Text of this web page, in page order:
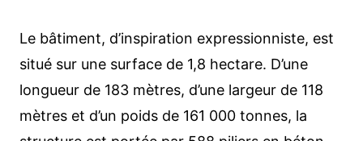
Le bâtiment, d’inspiration expressionniste, est
situé sur une surface de 1,8 hectare. D’une
longueur de 183 mètres, d’une largeur de 118
mètres et d’un poids de 161 000 tonnes, la